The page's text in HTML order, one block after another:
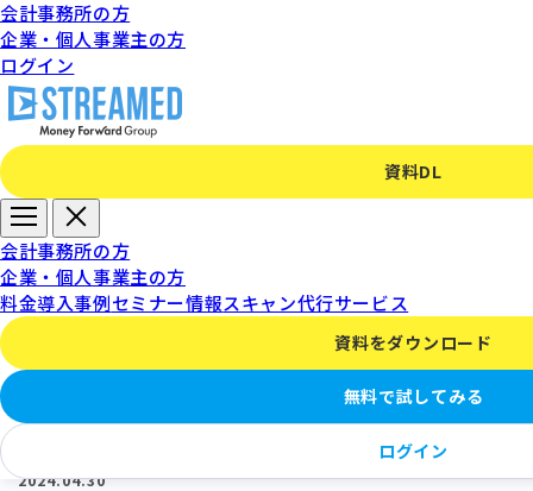
会計事務所の方
企業・個人事業主の方
ログイン
資料DL
会計事務所の方
企業・個人事業主の方
料金導入事例セミナー情報スキャン代行サービス
資料をダウンロード
無料で試してみる
ログイン
サービスに関するお知らせ
全社研修によるサポート時間短縮のお知らせ
(2024年5月)
2024.04.30